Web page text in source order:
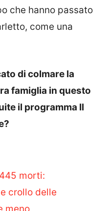
che hanno passato
come una
di colmare la
famiglia in questo
il programma Il
morti:
crollo delle